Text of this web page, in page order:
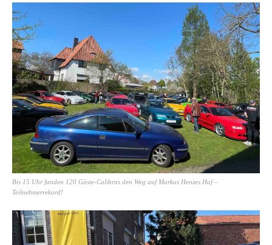
Bis 15 Uhr fanden 120 Gäste-Calibras den Weg auf Markus Henzes Hof –
Teilnehmerrekord!